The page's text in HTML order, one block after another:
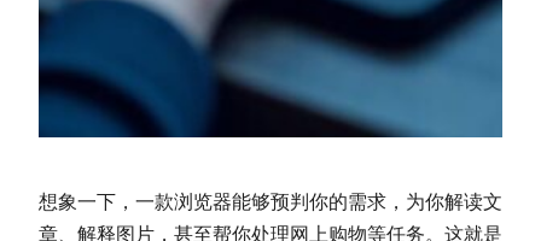
想象一下，一款浏览器能够预判你的需求，为你解读文
章、解释图片，甚至帮你处理网上购物等任务。这就是